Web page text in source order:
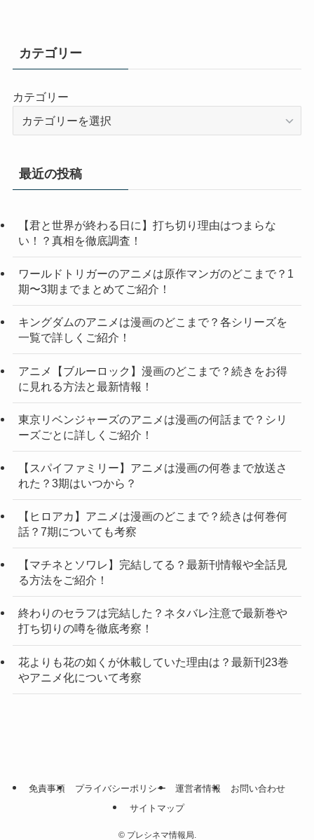
カテゴリー
カテゴリー
最近の投稿
【君と世界が終わる日に】打ち切り理由はつまらな
い！？真相を徹底調査！
ワールドトリガーのアニメは原作マンガのどこまで？1
期〜3期までまとめてご紹介！
キングダムのアニメは漫画のどこまで？各シリーズを
一覧で詳しくご紹介！
アニメ【ブルーロック】漫画のどこまで？続きをお得
に見れる方法と最新情報！
東京リベンジャーズのアニメは漫画の何話まで？シリ
ーズごとに詳しくご紹介！
【スパイファミリー】アニメは漫画の何巻まで放送さ
れた？3期はいつから？
【ヒロアカ】アニメは漫画のどこまで？続きは何巻何
話？7期についても考察
【マチネとソワレ】完結してる？最新刊情報や全話見
る方法をご紹介！
終わりのセラフは完結した？ネタバレ注意で最新巻や
打ち切りの噂を徹底考察！
花よりも花の如くが休載していた理由は？最新刊23巻
やアニメ化について考察
免責事項 プライバシーポリシー 運営者情報
お問い合わせ
サイトマップ
©プレシネマ情報局.